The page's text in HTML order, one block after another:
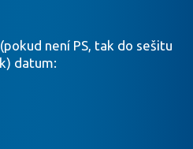
není PS, tak do sešitu
datum:
sídla